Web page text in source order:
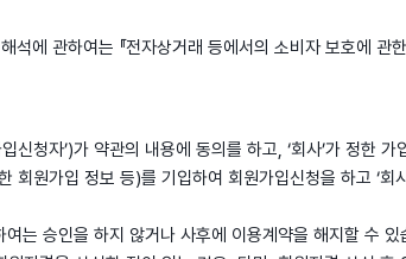
에 관하여는 『전자상거래 등에서의 소비자 보호에 관
신청자’)가 약관의 내용에 동의를 하고, ‘회사’가 정한
원가입 정보 등)를 기입하여 회원가입신청을 하고 ‘회
여는 승인을 하지 않거나 사후에 이용계약을 해지할 수 있